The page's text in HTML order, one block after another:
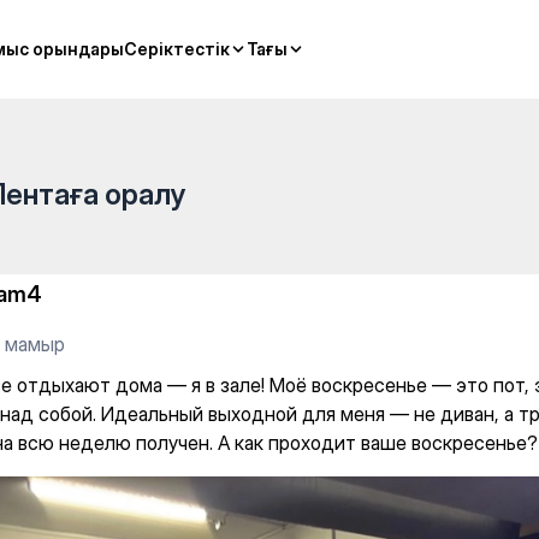
орындарыСеріктестік Тағы
орындарыСеріктестік Тағы
зале! Моё воскресенье —
оралу
мамыр
отдыхают дома — я в зале! Моё воскресенье — это пот,
собой. Идеальный выходной для меня — не диван, а
всю неделю получен. А как проходит ваше воскресенье?